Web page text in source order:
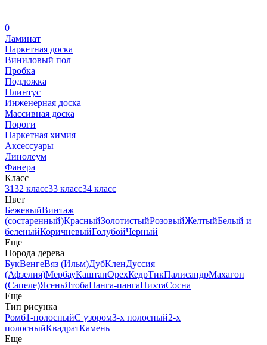
0
Ламинат
Паркетная доска
Виниловый пол
Пробка
Подложка
Плинтус
Инженерная доска
Массивная доска
Пороги
Паркетная химия
Аксессуары
Линолеум
Фанера
Класс
3132 класс33 класс34 класс
Цвет
БежевыйВинтаж
(состаренный)КрасныйЗолотистыйРозовыйЖелтыйБелый и
беленыйКоричневыйГолубойЧерный
Еще
Порода дерева
БукВенгеВяз (Ильм)ДубКленДуссия
(Афзелия)МербауКаштанОрехКедрТикПалисандрМахагон
(Сапеле)ЯсеньЯтобаПанга-пангаПихтаСосна
Еще
Тип рисунка
Ромб1-полосныйС узором3-х полосный2-х
полосныйКвадратКамень
Еще